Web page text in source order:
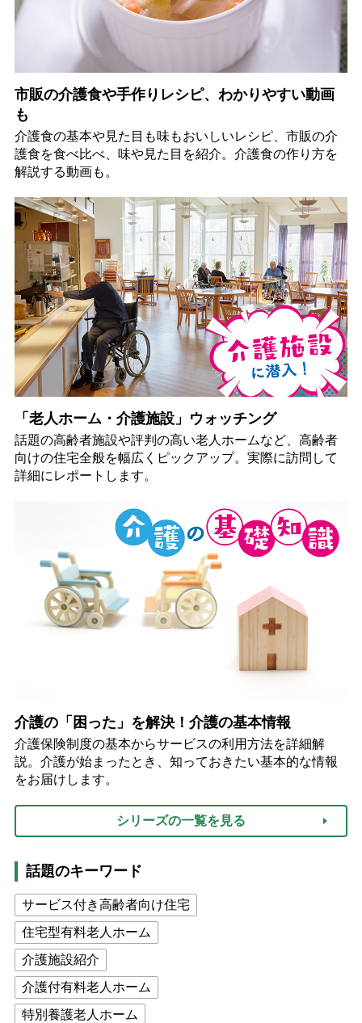
市販の介護食や手作りレシピ、わかりやすい動画
も
介護食の基本や見た目も味もおいしいレシピ、市販の介
護食を食べ比べ、味や見た目を紹介。介護食の作り方を
解説する動画も。
「老人ホーム・介護施設」ウォッチング
話題の高齢者施設や評判の高い老人ホームなど、高齢者
向けの住宅全般を幅広くピックアップ。実際に訪問して
詳細にレポートします。
介護の「困った」を解決！介護の基本情報
介護保険制度の基本からサービスの利用方法を詳細解
説。介護が始まったとき、知っておきたい基本的な情報
をお届けします。
シリーズの一覧を見る
話題のキーワード
サービス付き高齢者向け住宅
住宅型有料老人ホーム
介護施設紹介
介護付有料老人ホーム
特別養護老人ホーム